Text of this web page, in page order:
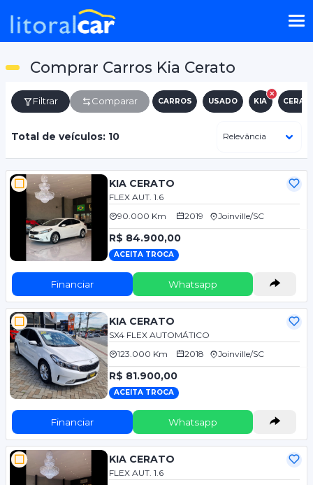
Comprar Carros Kia Cerato
Filtrar Comparar CARROS USADO KIA
Total de veículos: 10
KIA CERATO
FLEX AUT. 1.6
90.000 Km
2019 Joinville/SC
R$ 84.900,00
ACEITA TROCA
Financiar Whatsapp
KIA CERATO
SX4 FLEX AUTOMÁTICO
123.000 Km
2018 Joinville/SC
R$ 81.900,00
ACEITA TROCA
Financiar Whatsapp
KIA CERATO
FLEX AUT. 1.6